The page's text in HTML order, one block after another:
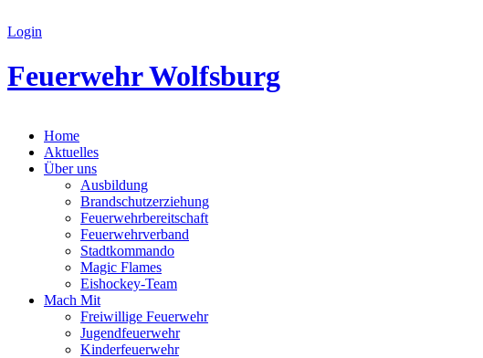
Login
Feuerwehr Wolfsburg
Home
Aktuelles
Über uns
Ausbildung
Brandschutzerziehung
Feuerwehrbereitschaft
Feuerwehrverband
Stadtkommando
Magic Flames
Eishockey-Team
Mach Mit
Freiwillige Feuerwehr
Jugendfeuerwehr
Kinderfeuerwehr